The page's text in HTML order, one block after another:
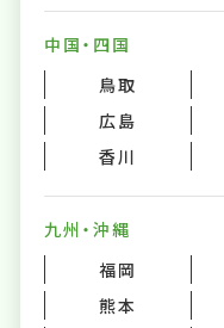
中国・四国
鳥取
広島
香川
九州・沖縄
福岡
熊本